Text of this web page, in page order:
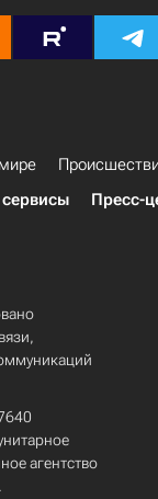
Пресс-
агентство